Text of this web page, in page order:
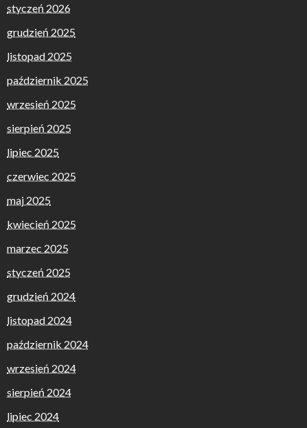
styczeń 2026
grudzień 2025
listopad 2025
październik 2025
wrzesień 2025
sierpień 2025
lipiec 2025
czerwiec 2025
maj 2025
kwiecień 2025
marzec 2025
styczeń 2025
grudzień 2024
listopad 2024
październik 2024
wrzesień 2024
sierpień 2024
lipiec 2024